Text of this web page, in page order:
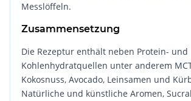
Messlöffeln.
Zusammensetzung
Die Rezeptur enthält neben Protein- und
Kohlenhydratquellen unter anderem
Kokosnuss, Avocado, Leinsamen und
Natürliche und künstliche Aromen,